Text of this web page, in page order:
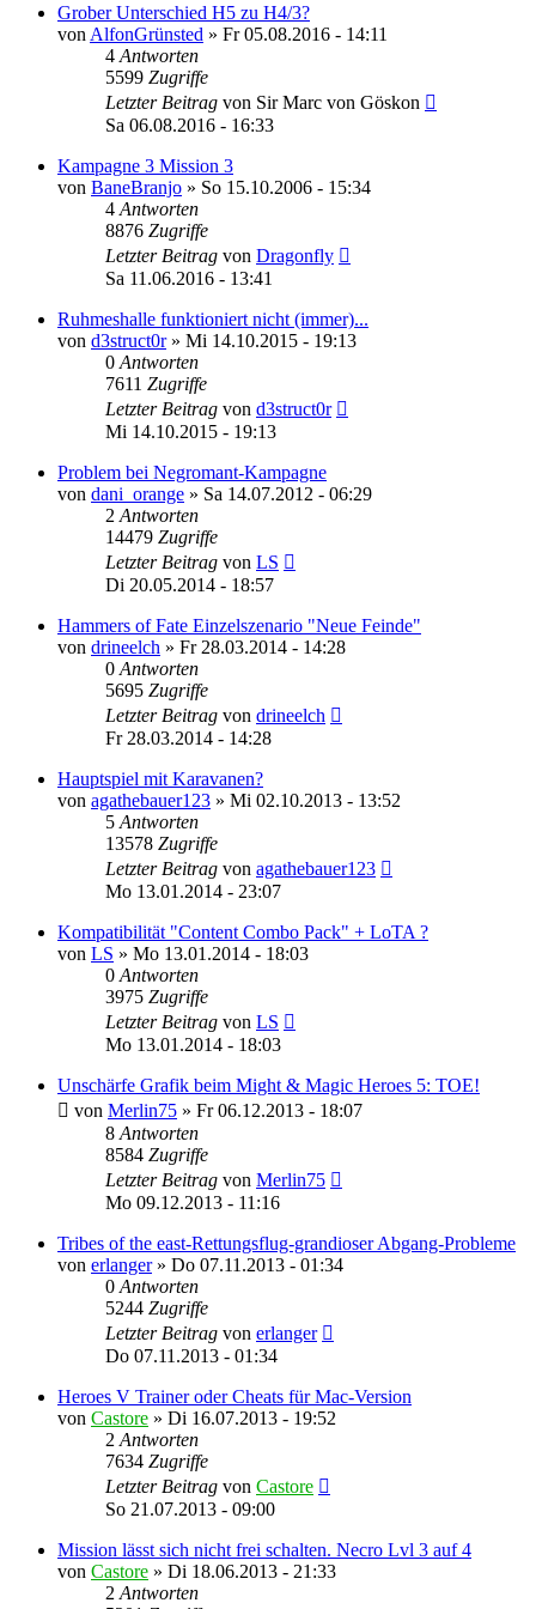
Grober Unterschied H5 zu H4/3?
von AlfonGrünsted » Fr 05.08.2016 - 14:11
4 Antworten
5599 Zugriffe
Letzter Beitrag von Sir Marc von Göskon
Sa 06.08.2016 - 16:33
Kampagne 3 Mission 3
von BaneBranjo » So 15.10.2006 - 15:34
4 Antworten
8876 Zugriffe
Letzter Beitrag von Dragonfly
Sa 11.06.2016 - 13:41
Ruhmeshalle funktioniert nicht (immer)...
von d3struct0r» Mi 14.10.2015 - 19:13
0 Antworten
7611 Zugriffe
Letzter Beitrag von d3struct0r
Mi 14.10.2015 - 19:13
Problem bei Negromant-Kampagne
von dani_orange » Sa 14.07.2012 - 06:29
2 Antworten
14479 Zugriffe
Letzter Beitrag von LS
Di 20.05.2014 - 18:57
Hammers of Fate Einzelszenario "Neue Feinde"
von drineelch » Fr 28.03.2014 - 14:28
0 Antworten
5695 Zugriffe
Letzter Beitrag von drineelch
Fr 28.03.2014 - 14:28
Hauptspiel mit Karavanen?
von agathebauer123 » Mi 02.10.2013 - 13:52
5 Antworten
13578 Zugriffe
Letzter Beitrag von agathebauer123
Mo 13.01.2014 - 23:07
Kompatibilität "Content Combo Pack" + LoTA ?
von LS » Mo 13.01.2014 - 18:03
0 Antworten
3975 Zugriffe
Letzter Beitrag von LS
Mo 13.01.2014 - 18:03
Unschärfe Grafik beim Might & Magic Heroes 5: TOE!
von Merlin75 » Fr 06.12.2013 - 18:07
8 Antworten
8584 Zugriffe
Letzter Beitrag von Merlin75
Mo 09.12.2013 - 11:16
Tribes of the east-Rettungsflug-grandioser Abgang-Probleme
von erlanger» Do 07.11.2013 - 01:34
0 Antworten
5244 Zugriffe
Letzter Beitrag von erlanger
Do 07.11.2013 - 01:34
Heroes V Trainer oder Cheats für Mac-Version
von Castore » Di 16.07.2013 - 19:52
2 Antworten
7634 Zugriffe
Letzter Beitrag von Castore
So 21.07.2013 - 09:00
Mission lässt sich nicht frei schalten. Necro Lvl 3 auf 4
von Castore » Di 18.06.2013 - 21:33
2 Antworten